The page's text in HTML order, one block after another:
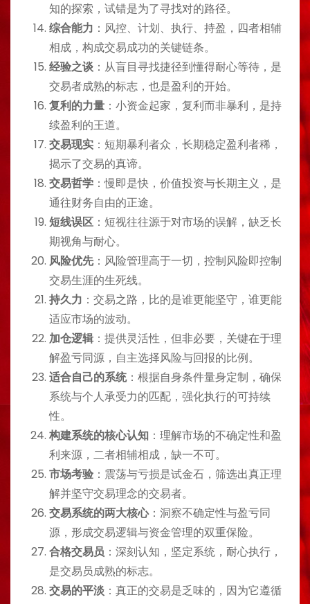
知的探索，试错是为了寻找对的路径。
综合能力 ：风控、计划、执行、持盈，四者相辅
相成，构成交易成功的关键链条。
经验之谈：从盲目寻找捷径到懂得耐心等待，是
交易者成熟的标志，也是盈利的开始。
复利的力量 ：小资金起家，复利而非暴利，是持
续盈利的王道。
交易现实 ：短期暴利者众，长期稳定盈利者稀，
揭示了交易的真谛。
交易哲学 ：慢即是快，价值投资与长期主义，是
通往财务自由的正途。
短线误区 ：短视往往源于对市场的误解，缺乏长
期视角与耐心。
风险优先：风险管理高于一切，控制风险即控制
交易生涯的生死线。
持久力 ：交易之路，比的是谁更能坚守，谁更能
适应市场的波动。
加仓逻辑 ：提供灵活性，但非必要，关键在于理
解盈亏同源，自主选择风险与回报的比例。
适合自己的系统：根据自身条件量身定制，确保
系统与个人承受力的匹配，强化执行的可持续
性。
构建系统的核心认知 ：理解市场的不确定性和盈
利来源，二者相辅相成，缺一不可。
市场考验 ：震荡与亏损是试金石，筛选出真正理
解并坚守交易理念的交易者。
交易系统的两大核心：洞察不确定性与盈亏同
源，形成交易逻辑与资金管理的双重保险。
合格交易员 ：深刻认知，坚定系统，耐心执行，
是交易员成熟的标志。
交易的平淡 ：真正的交易是乏味的，因为它遵循